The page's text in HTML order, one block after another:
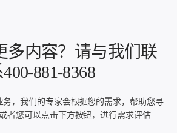
多内容？请与我们联
881-8368
务，我们的专家会根据您的需求，帮助您寻
者您可以点击下方按钮，进行需求评估